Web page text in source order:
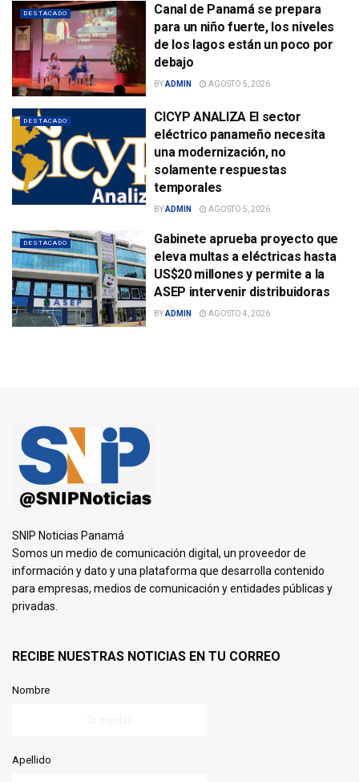
DESTACADO
Canal de Panamá se prepara
para un niño fuerte, los niveles
de los lagos están un poco por
debajo
BYADMIN AGOSTO 5, 2026
DESTACADO
CICYP ANALIZA El sector
eléctrico panameño necesita
una modernización, no
solamente respuestas
temporales
BYADMIN AGOSTO 5, 2026
DESTACADO
Gabinete aprueba proyecto que
eleva multas a eléctricas hasta
US$20 millones y permite a la
ASEP intervenir distribuidoras
BYADMIN AGOSTO 4, 2026
SNIP Noticias Panamá
Somos un medio de comunicación digital, un proveedor de
información y dato y una plataforma que desarrolla contenido
para empresas, medios de comunicación y entidades públicas y
privadas.
RECIBE NUESTRAS NOTICIAS EN TU CORREO
Nombre
Apellido